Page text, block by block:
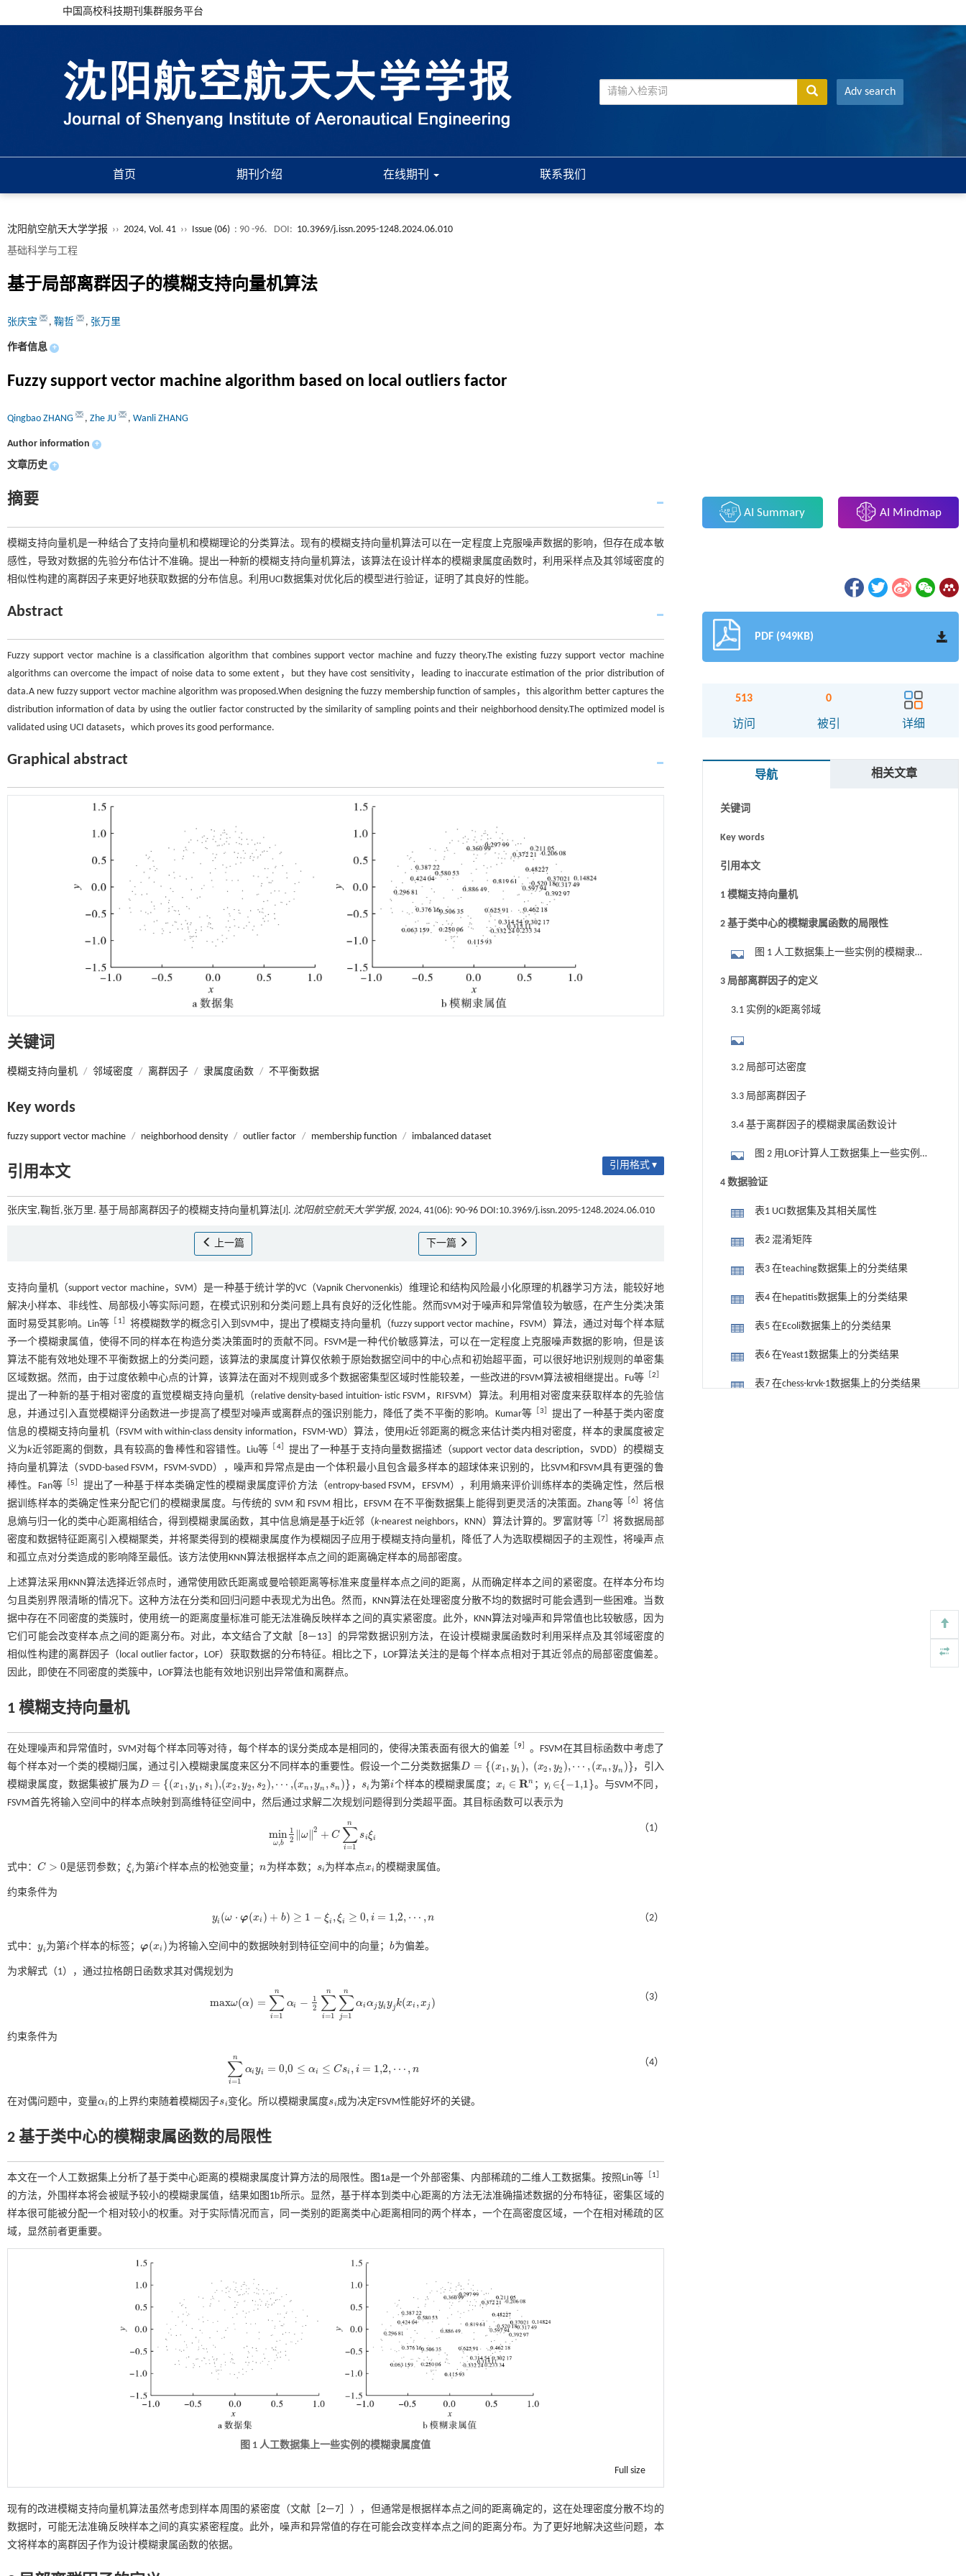
中国高校科技期刊集群服务平台
Adv search
首页 期刊介绍 在线期刊 联系我们
沈阳航空航天大学学报 ›› 2024, Vol. 41 ›› Issue (06) : 90 -96. DOI: 10.3969/j.issn.2095-1248.2024.06.010
基础科学与工程
基于局部离群因子的模糊支持向量机算法
张庆宝 , 鞠哲 , 张万里
作者信息 +
Fuzzy support vector machine algorithm based on local outliers factor
Qingbao ZHANG , Zhe JU , Wanli ZHANG
Author information +
文章历史 +
摘要
模糊支持向量机是一种结合了支持向量机和模糊理论的分类算法。现有的模糊支持向量机算法可以在一定程度上克服噪声数据的影响，但存在成本敏
感性，导致对数据的先验分布估计不准确。提出一种新的模糊支持向量机算法，该算法在设计样本的模糊隶属度函数时，利用采样点及其邻域密度的
相似性构建的离群因子来更好地获取数据的分布信息。利用UCI数据集对优化后的模型进行验证，证明了其良好的性能。
Abstract
Fuzzy support vector machine is a classification algorithm that combines support vector machine and fuzzy theory.The existing fuzzy support vector machine
algorithms can overcome the impact of noise data to some extent，but they have cost sensitivity，leading to inaccurate estimation of the prior distribution of
data.A new fuzzy support vector machine algorithm was proposed.When designing the fuzzy membership function of samples，this algorithm better captures the
distribution information of data by using the outlier factor constructed by the similarity of sampling points and their neighborhood density.The optimized model is
validated using UCI datasets，which proves its good performance.
Graphical abstract
关键词
模糊支持向量机 / 邻域密度 / 离群因子 / 隶属度函数 / 不平衡数据
Key words
fuzzy support vector machine / neighborhood density / outlier factor / membership function / imbalanced dataset
引用本文 引用格式 ▾
张庆宝,鞠哲,张万里. 基于局部离群因子的模糊支持向量机算法[J]. 沈阳航空航天大学学报, 2024, 41(06): 90-96 DOI:10.3969/j.issn.2095-1248.2024.06.010
上一篇 下一篇
支持向量机（support vector machine，SVM）是一种基于统计学的VC（Vapnik Chervonenkis）维理论和结构风险最小化原理的机器学习方法，能较好地
解决小样本、非线性、局部极小等实际问题，在模式识别和分类问题上具有良好的泛化性能。然而SVM对于噪声和异常值较为敏感，在产生分类决策
面时易受其影响。Lin等
1
将模糊数学的概念引入到SVM中，提出了模糊支持向量机（fuzzy support vector machine，FSVM）算法，通过对每个样本赋
予一个模糊隶属值，使得不同的样本在构造分类决策面时的贡献不同。FSVM是一种代价敏感算法，可以在一定程度上克服噪声数据的影响，但是该
算法不能有效地处理不平衡数据上的分类问题，该算法的隶属度计算仅依赖于原始数据空间中的中心点和初始超平面，可以很好地识别规则的单密集
区域数据。然而，由于过度依赖中心点的计算，该算法在面对不规则或多个数据密集型区域时性能较差，一些改进的FSVM算法被相继提出。Fu等［ 2
提出了一种新的基于相对密度的直觉模糊支持向量机（relative density-based intuition- istic FSVM，RIFSVM）算法。利用相对密度来获取样本的先验信
息，并通过引入直觉模糊评分函数进一步提高了模型对噪声或离群点的强识别能力，降低了类不平衡的影响。Kumar等［ 3 ］提出了一种基于类内密度
信息的模糊支持向量机（FSVM with within-class density information，FSVM-WD）算法，使用k近邻距离的概念来估计类内相对密度，样本的隶属度被定
义为k近邻距离的倒数，具有较高的鲁棒性和容错性。Liu等 4］提出了一种基于支持向量数据描述（support vector data description，SVDD）的模糊支
持向量机算法（SVDD-based FSVM，FSVM-SVDD），噪声和异常点是由一个体积最小且包含最多样本的超球体来识别的，比SVM和FSVM具有更强的鲁
棒性。Fan等［5
提出了一种基于样本类确定性的模糊隶属度评价方法（entropy-based FSVM，EFSVM），利用熵来评价训练样本的类确定性，然后根
据训练样本的类确定性来分配它们的模糊隶属度。与传统的 SVM 和 FSVM 相比，EFSVM 在不平衡数据集上能得到更灵活的决策面。Zhang等［6 ］将信
息熵与归一化的类中心距离相结合，得到模糊隶属函数，其中信息熵是基于k近邻（k-nearest neighbors，KNN）算法计算的。罗富财等 ［7 ］将数据局部
密度和数据特征距离引入模糊聚类，并将聚类得到的模糊隶属度作为模糊因子应用于模糊支持向量机，降低了人为选取模糊因子的主观性，将噪声点
和孤立点对分类造成的影响降至最低。该方法使用KNN算法根据样本点之间的距离确定样本的局部密度。
上述算法采用KNN算法选择近邻点时，通常使用欧氏距离或曼哈顿距离等标准来度量样本点之间的距离，从而确定样本之间的紧密度。在样本分布均
匀且类别界限清晰的情况下。这种方法在分类和回归问题中表现尤为出色。然而，KNN算法在处理密度分散不均的数据时可能会遇到一些困难。当数
据中存在不同密度的类簇时，使用统一的距离度量标准可能无法准确反映样本之间的真实紧密度。此外，KNN算法对噪声和异常值也比较敏感，因为
它们可能会改变样本点之间的距离分布。对此，本文结合了文献［8—13 ］的异常数据识别方法，在设计模糊隶属函数时利用采样点及其邻域密度的
相似性构建的离群因子（local outlier factor，LOF）获取数据的分布特征。相比之下，LOF算法关注的是每个样本点相对于其近邻点的局部密度偏差。
因此，即使在不同密度的类簇中，LOF算法也能有效地识别出异常值和离群点。
1 模糊支持向量机
在处理噪声和异常值时，SVM对每个样本同等对待，每个样本的误分类成本是相同的，使得决策表面有很大的偏差 ［9
。FSVM在其目标函数中考虑了
每个样本对一个类的模糊归属，通过引入模糊隶属度来区分不同样本的重要性。假设一个二分类数据集D = {(x1, y1 ), (x2 , y2 ),⋯ ,(xn ,yn )}
D= {(x 1,y1), ( x2 ,y2 ),⋯ ,(xn ,yn
，引入
模糊隶属度，数据集被扩展为D = {(x1 ,y1, s1 ),
D= {(x 1, y1,s 1), (x2 ,y2, s2 ),⋯ ,
(x2, y2,s2),⋯, (xn ,yn ,sn )}
(xn,yn,sn)} ， si
si 为第i
i 个样本的模糊隶属度； xi ∈ Rn
xi∈R n ；yi ∈
∈{−1,1}
-1,1
。与SVM不同，
FSVM首先将输入空间中的样本点映射到高维特征空间中，然后通过求解二次规划问题得到分类超平面。其目标函数可以表示为
min
ω,b
1
2 ∥ω∥2 + C ∑
i=1
n
siξi
minω, 12 2+C∑i 1n iξi
（1）
式中： C > 0
C> 0 是惩罚参数；ξi
ξi 为第i
i个样本点的松弛变量；n
n 为样本数； si
si 为样本点xi
xi 的模糊隶属值。
约束条件为
yi (ω ⋅ φ(xi ) + b) ≥ 1 − ξi ,ξi ≥ 0, i = 1,2, ⋯ ,n
yi( ω⋅φ xi)+b) ≥ - i,ξi ≥0, = ,⋯,n （2）
式中： yi
yi 为第i
i个样本的标签；φ(xi )
φ(xi) 为将输入空间中的数据映射到特征空间中的向量； b
b为偏差。
为求解式（1） ，通过拉格朗日函数求其对偶规划为
maxω(α) = ∑
i=1
n
αi −
1
2 ∑
i=1
n ∑
j=1
n
αi α j yi yjk(xi ,x j )
maxω(α)= ∑ i=1 nα 12∑ i=1n j= αi jyiyjk(xi,xj)
（3）
约束条件为
∑
i=1
n
αi yi = 0,0 ≤ αi ≤ Csi , i = 1,2, ⋯ , n
∑i=1 nαiyi =0,0≤α ≤C si,i= 1,2,⋯, n
（4）
在对偶问题中，变量αi
αi 的上界约束随着模糊因子si
si 变化。所以模糊隶属度si
si 成为决定FSVM性能好坏的关键。
2 基于类中心的模糊隶属函数的局限性
本文在一个人工数据集上分析了基于类中心距离的模糊隶属度计算方法的局限性。 图1a是一个外部密集、内部稀疏的二维人工数据集。按照Lin等 1
的方法，外围样本将会被赋予较小的模糊隶属值，结果如 图1b所示。显然，基于样本到类中心距离的方法无法准确描述数据的分布特征，密集区域的
样本很可能被分配一个相对较小的权重。对于实际情况而言，同一类别的距离类中心距离相同的两个样本，一个在高密度区域，一个在相对稀疏的区
域，显然前者更重要。
图 1 人工数据集上一些实例的模糊隶属度值
Full size
现有的改进模糊支持向量机算法虽然考虑到样本周围的紧密度（文献［2—7 ］），但通常是根据样本点之间的距离确定的，这在处理密度分散不均的
数据时，可能无法准确反映样本之间的真实紧密程度。此外，噪声和异常值的存在可能会改变样本点之间的距离分布。为了更好地解决这些问题，本
文将样本的离群因子作为设计模糊隶属函数的依据。
AI Summary AI Mindmap
PDF (949KB)
513
访问
0
被引 详细
导航 相关文章
摘要
Graphical abstract
关键词
Key words
引用本文
1 模糊支持向量机
2 基于类中心的模糊隶属函数的局限性
图 1 人工数据集上一些实例的模糊隶属
度值
3 局部离群因子的定义
3.1 实例的k距离邻域
3.2 局部可达密度
3.3 局部离群因子
3.4 基于离群因子的模糊隶属函数设计
图 2 用LOF计算人工数据集上一些实例的
模糊隶属值
4 数据验证
表1 UCI数据集及其相关属性
表2 混淆矩阵
表3 在teaching数据集上的分类结果
表4 在hepatitis数据集上的分类结果
表5 在Ecoli数据集上的分类结果
表6 在Yeast1数据集上的分类结果
表7 在chess-krvk-1数据集上的分类结果